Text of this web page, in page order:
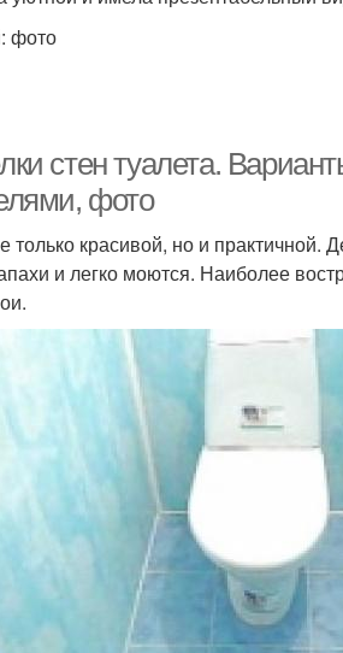
фото
стен туалета.
фото
только красивой, но и
и легко моются. Наиболее